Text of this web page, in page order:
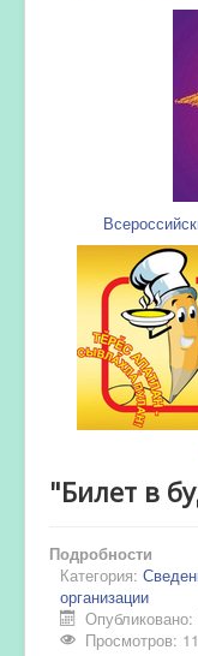
"Билет в
Подробности
Категория:
организации
Опубликовано:
Просмотров: